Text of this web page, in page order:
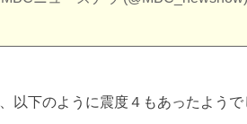
以下のように震度４もあったようで